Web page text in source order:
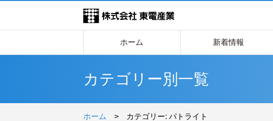
ホーム 新着情報
カテゴリー別一覧
ホーム > カテゴリー: パトライト